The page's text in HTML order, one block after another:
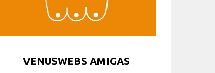
VENUSWEBS AMIGAS